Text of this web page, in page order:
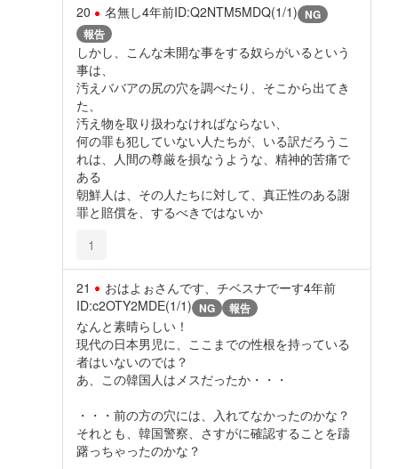
20 名無し4年前ID:Q2NTM5MDQ(1/1) NG
報告
しかし、こんな未開な事をする奴らがいるという
事は、
汚えババアの尻の穴を調べたり、そこから出てき
た、
汚え物を取り扱わなければならない、
何の罪も犯していない人たちが、いる訳だろうこ
れは、人間の尊厳を損なうような、精神的苦痛で
ある
朝鮮人は、その人たちに対して、真正性のある謝
罪と賠償を、するべきではないか
1
21 おはよぉさんです、チベスナでーす4年前
ID:c2OTY2MDE(1/1) NG 報告
なんと素晴らしい！
現代の日本男児に、ここまでの性根を持っている
者はいないのでは？
あ、この韓国人はメスだったか・・・
・・・前の方の穴には、入れてなかったのかな？
それとも、韓国警察、さすがに確認することを躊
躇っちゃったのかな？